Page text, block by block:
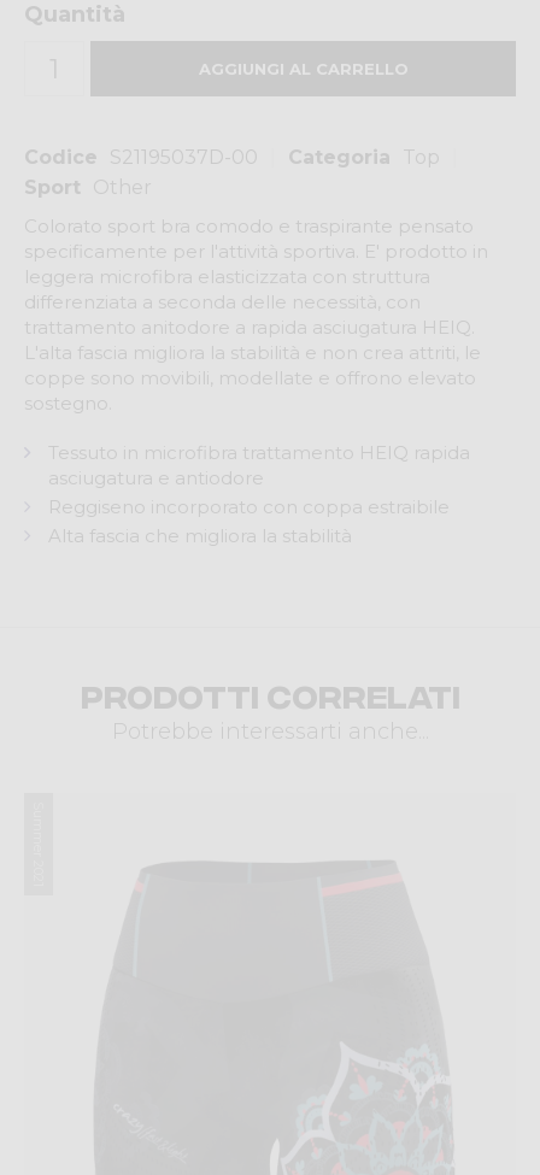
Codice S21195037D-00 Categoria
Top
Sport
Other
Colorato sport bra comodo e traspirante pensato
specificamente per l'attività sportiva. E' prodotto in
leggera microfibra elasticizzata con struttura
differenziata a seconda delle necessità, con
trattamento anitodore a rapida asciugatura HEIQ.
L'alta fascia migliora la stabilità e non crea attriti, le
coppe sono movibili, modellate e offrono elevato
sostegno.
Tessuto in microfibra trattamento HEIQ rapida
asciugatura e antiodore
Reggiseno incorporato con coppa estraibile
Alta fascia che migliora la stabilità
Quantità
Prodotti correlati
Potrebbe interessarti anche...